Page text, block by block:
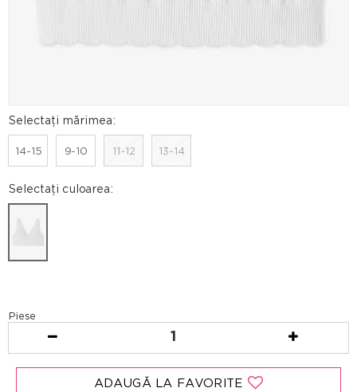
Selectați mărimea:
14-15 9-10 11-12 13-14
Selectați culoarea:
Piese
1
ADAUGĂ LA FAVORITE